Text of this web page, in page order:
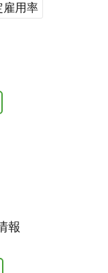
雇用率
報